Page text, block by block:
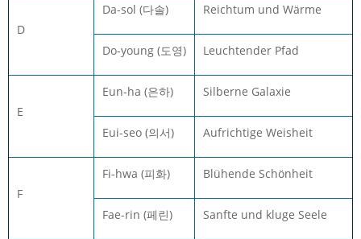
D
Da-sol (다솔) Reichtum und Wärme
Do-young (도영) Leuchtender Pfad
E
Eun-ha (은하) Silberne Galaxie
Eui-seo (의서) Aufrichtige Weisheit
F
Fi-hwa (피화) Blühende Schönheit
Fae-rin (페린) Sanfte und kluge Seele